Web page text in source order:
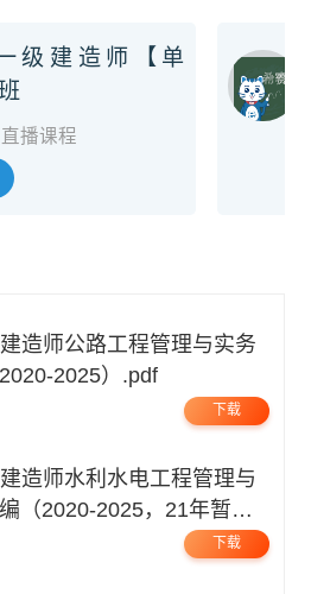
级建造师【单
直播课程
2025）.pdf
下载
（2020-2025，21年暂
下载